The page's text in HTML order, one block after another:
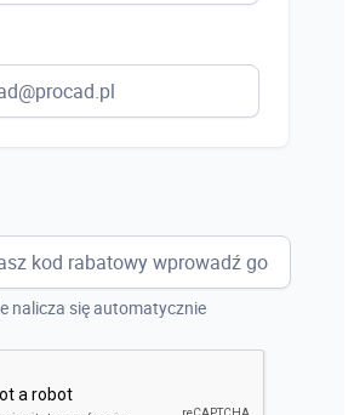
nalicza się automatycznie